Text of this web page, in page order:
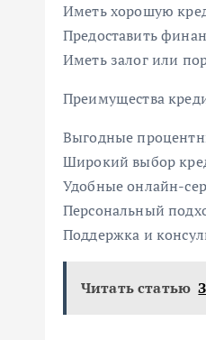
Иметь хорошую
Предоставить
Иметь залог или
Преимущества
Выгодные
Широкий выбор
Удобные онлайн-
Персональный
Поддержка и
Читать статью